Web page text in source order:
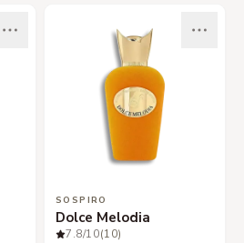
SOSPIRO
Dolce Melodia
7.8/10(10)